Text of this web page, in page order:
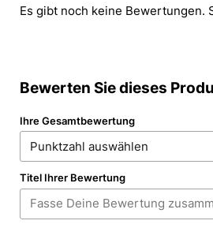
Es gibt noch keine
Bewerten Sie dieses
Ihre Gesamtbewertung
Titel Ihrer Bewertung